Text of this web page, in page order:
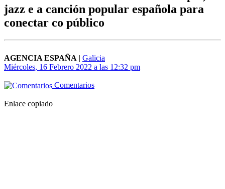
jazz e a canción popular española para
conectar co público
AGENCIA ESPAÑA | Galicia
Miércoles, 16 Febrero 2022 a las 12:32 pm
Comentarios
Enlace copiado